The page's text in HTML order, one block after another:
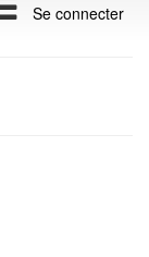
Se connecter